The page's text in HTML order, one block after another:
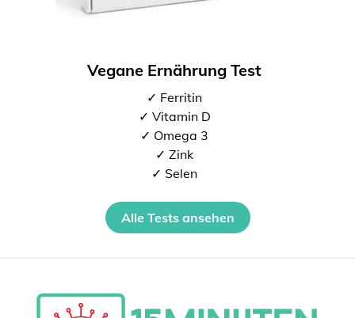
Vegane Ernährung Test
✓ Ferritin
✓ Vitamin D
✓ Omega 3
✓ Zink
✓ Selen
Alle Tests ansehen